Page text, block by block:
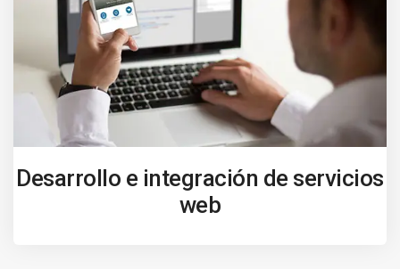
Desarrollo e integración de servicios
web